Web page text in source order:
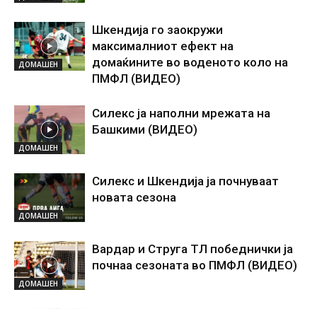
ДОМАШЕН
Шкендија го заокружи
максималниот ефект на
домаќините во воденото коло на
ПМФЛ (ВИДЕО)
ДОМАШЕН
Силекс ја наполни мрежата на
Башкими (ВИДЕО)
ДОМАШЕН
Силекс и Шкендија ја почнуваат
новата сезона
ДОМАШЕН
Вардар и Струга ТЛ победнички ја
почнаа сезоната во ПМФЛ (ВИДЕО)